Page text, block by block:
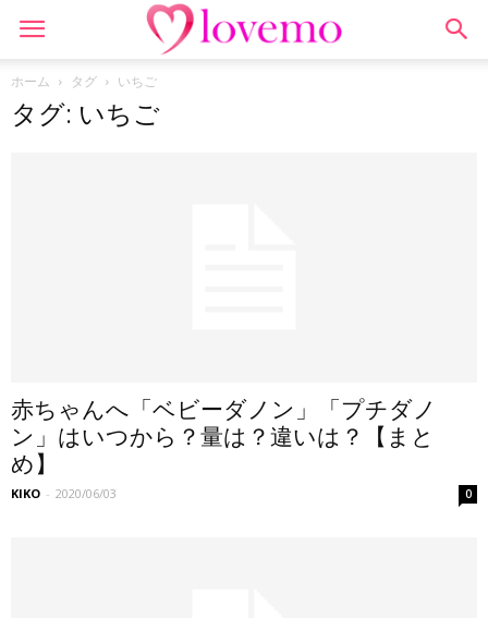
ホーム タグ いちご
タグ: いちご
赤ちゃんへ「ベビーダノン」「プチダノ
ン」はいつから？量は？違いは？【まと
め】
KIKO - 2020/06/03 0